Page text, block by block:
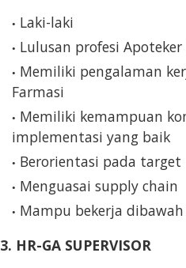
Laki-laki
Lulusan profesi
Memiliki pengalaman
Farmasi
Memiliki kemampuan
implementasi yang baik
Berorientasi pada target
Menguasai supply chain
Mampu bekerja
3. HR-GA SUPERVISOR